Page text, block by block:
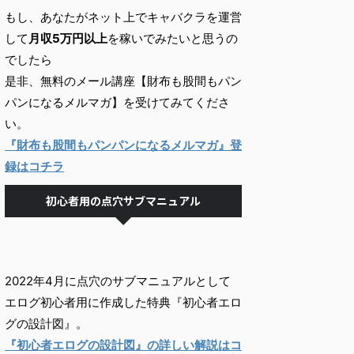
もし、あなたがネット上でキャバクラを運営
して 月収5万円以上を稼いでみたいと思うの
でしたら
是非、無料のメール講座【財布も股間もパン
パンになるメルマガ】を受けてみてくださ
い。
『財布も股間もパンパンになるメルマガ』登
録はコチラ
初心者用の点穴サブマニュアル
2022年4月に点穴のサブマニュアルとして
エログ初心者用に作成した特典『初心者エロ
グの設計図』。
『初心者エログの設計図』の詳しい解説はコ